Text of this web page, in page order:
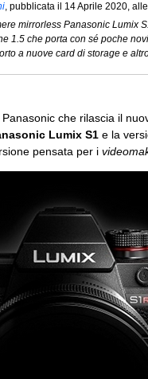
, pubblicata il 14 Aprile 2020,
mirrorless Panasonic Lumix
1.5 che porta con sé poche
a nuove card di storage e
che rilascia il
Lumix S1 e la
pensata per i